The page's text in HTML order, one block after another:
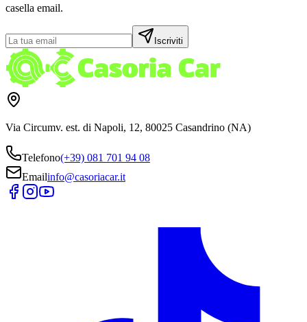
casella email.
Iscriviti
Via Circumv. est. di Napoli, 12, 80025 Casandrino (NA)
Telefono(+39) 081 701 94 08
Emailinfo@casoriacar.it